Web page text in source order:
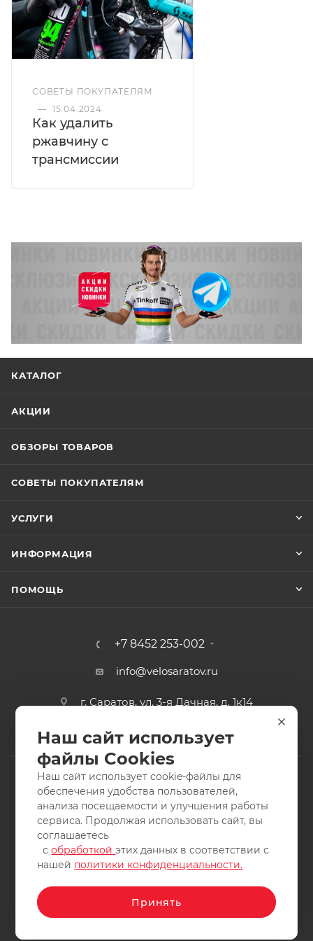
СОВЕТЫ ПОКУПАТЕЛЯМ
— 15.04.2024
Как удалить
ржавчину с
трансмиссии
КАТАЛОГ
АКЦИИ
ОБЗОРЫ ТОВАРОВ
СОВЕТЫ ПОКУПАТЕЛЯМ
УСЛУГИ
ИНФОРМАЦИЯ
ПОМОЩЬ
+7 8452 253-002
info@velosaratov.ru
г. Саратов, ул. 3-я Дачная, д. 1к14
2011-2026 © интернет-магазин спортивных товаров
ВелоСаратов. Не является публичной офертой. Все права
защищены. Заимствование материалов и фотографий
запрещено.
Наш сайт использует
файлы Cookies
Наш сайт использует cookie-файлы для
обеспечения удобства пользователей,
анализа посещаемости и улучшения работы
сервиса. Продолжая использовать сайт, вы
соглашаетесь
собработкойэтих данных в соответствии с
нашей политики конфиденциальности.
Принять